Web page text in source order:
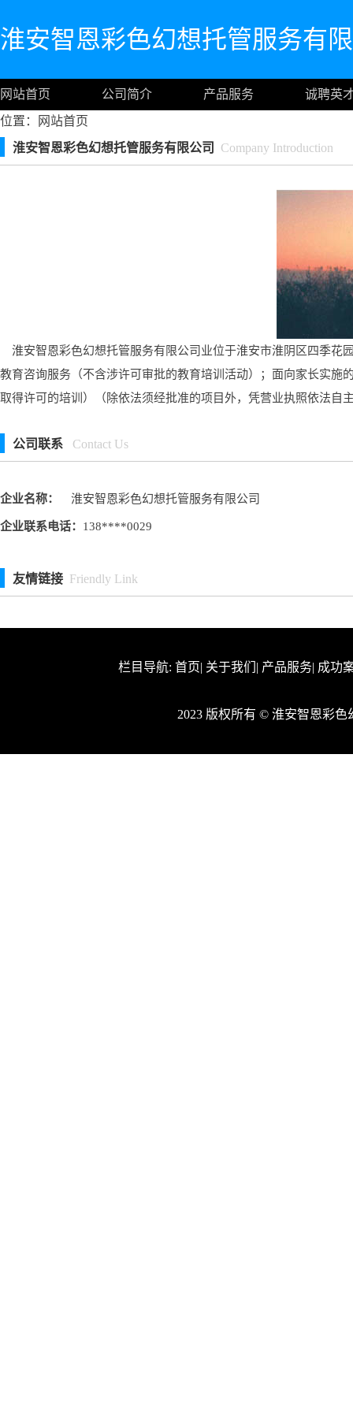
淮安智恩彩色幻想托管服务有
网站首页 公司简介 产品服务
诚聘英
位置：
网站首页
淮安智恩彩色幻想托管服务有限公司
Company Introduction
淮安智恩彩色幻想托管服务有限公司业位于淮安市淮阴区四季花
教育咨询服务（不含涉许可审批的教育培训活动）；面向家长实
取得许可的培训）（除依法须经批准的项目外，凭营业执照依法自
公司联系 Contact Us
企业名称： 淮安智恩彩色幻想托管服务有限公司
企业联系电话： 138****0029
友情链接 Friendly Link
栏目导航: 首页| 关于我们 | 产品服务| 成功
2023 版权所有 © 淮安智恩彩